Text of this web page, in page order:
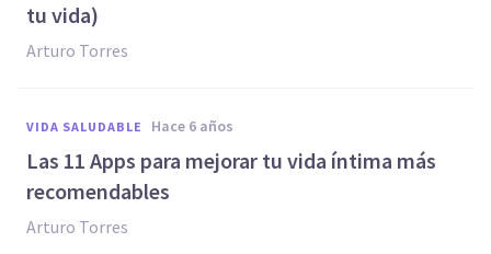
tu vida)
Arturo Torres
VIDA SALUDABLE hace 6 años
Las 11 Apps para mejorar tu vida íntima más
recomendables
Arturo Torres